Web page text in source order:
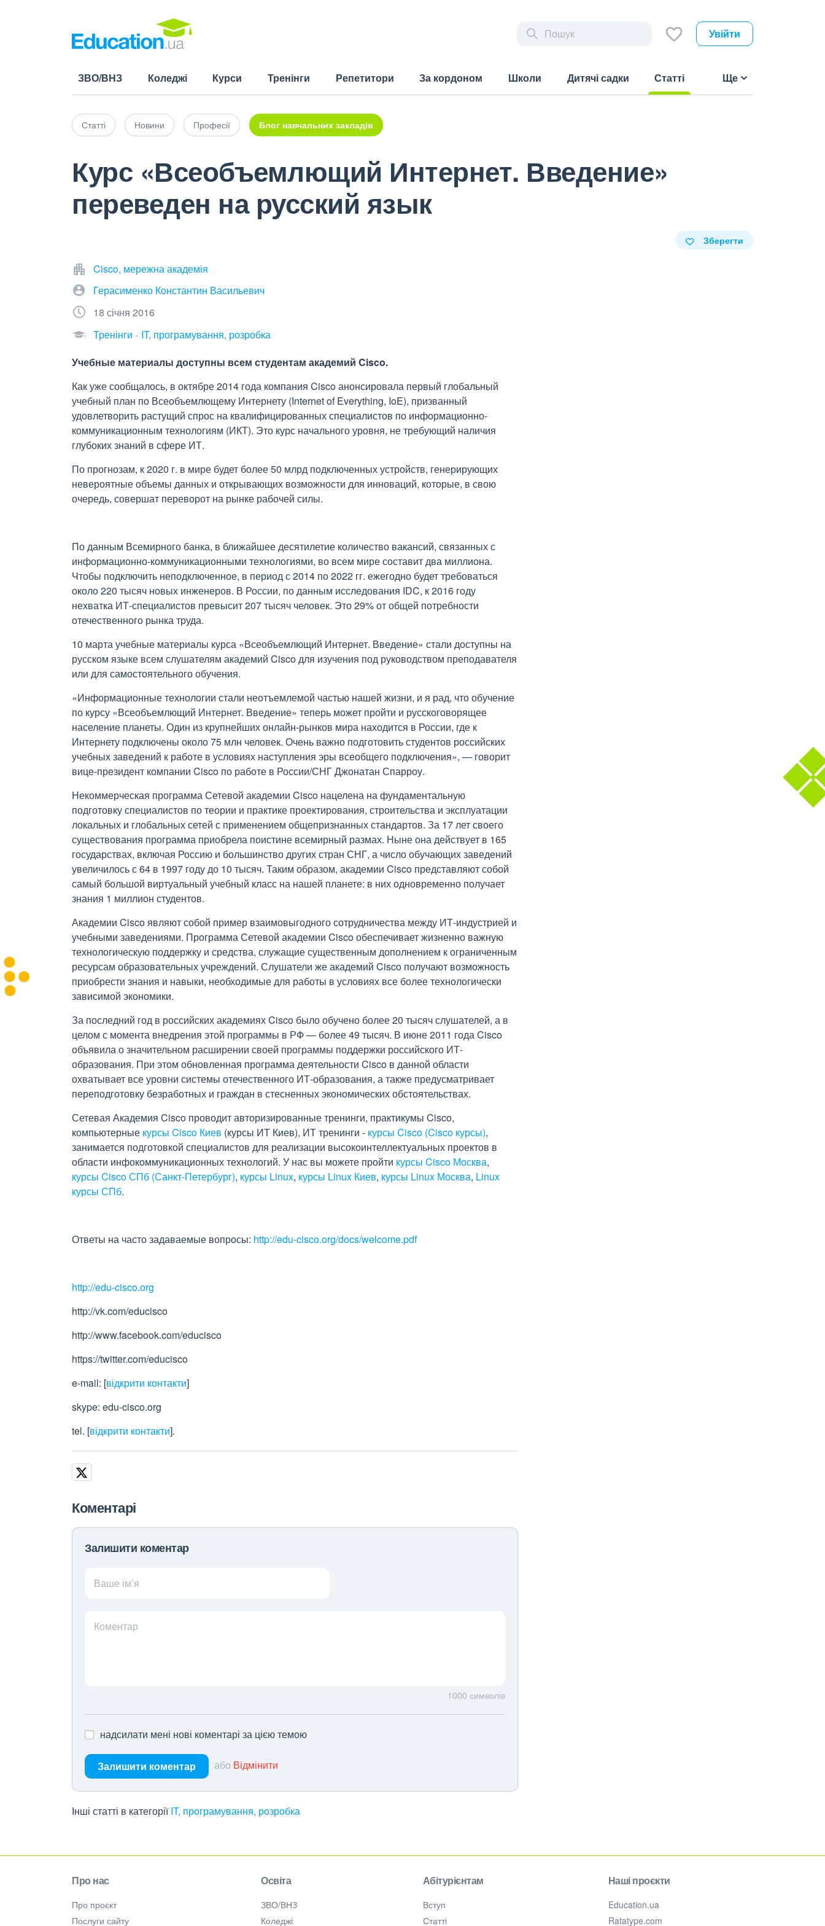
Увійти
ЗВО/ВНЗ Коледжі Курси Тренінги Репетитори За кордоном Школи Дитячі садки
Статті
Ще
Статті Новини Професії Блог навчальних закладів
Курс «Всеобъемлющий Интернет. Введение»
переведен на русский язык
Зберегти
Cisco, мережна академія
Герасименко Константин Васильевич
18 січня 2016
Тренінги
IT, програмування, розробка
Учебные материалы доступны всем студентам академий Cisco.
Как уже сообщалось, в октябре 2014 года компания Cisco анонсировала первый глобальный
учебный план по Всеобъемлющему Интернету (Internet of Everything, IoE), призванный
удовлетворить растущий спрос на квалифицированных специалистов по информационно-
коммуникационным технологиям (ИКТ). Это курс начального уровня, не требующий наличия
глубоких знаний в сфере ИТ.
По прогнозам, к 2020 г. в мире будет более 50 млрд подключенных устройств, генерирующих
невероятные объемы данных и открывающих возможности для инноваций, которые, в свою
очередь, совершат переворот на рынке рабочей силы.
По данным Всемирного банка, в ближайшее десятилетие количество вакансий, связанных с
информационно-коммуникационными технологиями, во всем мире составит два миллиона.
Чтобы подключить неподключенное, в период с 2014 по 2022 гг. ежегодно будет требоваться
около 220 тысяч новых инженеров. В России, по данным исследования IDC, к 2016 году
нехватка ИТ-специалистов превысит 207 тысяч человек. Это 29% от общей потребности
отечественного рынка труда.
10 марта учебные материалы курса «Всеобъемлющий Интернет. Введение» стали доступны на
русском языке всем слушателям академий Cisco для изучения под руководством преподавателя
или для самостоятельного обучения.
«Информационные технологии стали неотъемлемой частью нашей жизни, и я рад, что обучение
по курсу «Всеобъемлющий Интернет. Введение» теперь может пройти и русскоговорящее
население планеты. Один из крупнейших онлайн-рынков мира находится в России, где к
Интернету подключены около 75 млн человек. Очень важно подготовить студентов российских
учебных заведений к работе в условиях наступления эры всеобщего подключения», — говорит
вице-президент компании Cisco по работе в России/СНГ Джонатан Спарроу.
Некоммерческая программа Сетевой академии Cisco нацелена на фундаментальную
подготовку специалистов по теории и практике проектирования, строительства и эксплуатации
локальных и глобальных сетей с применением общепризнанных стандартов. За 17 лет своего
существования программа приобрела поистине всемирный размах. Ныне она действует в 165
государствах, включая Россию и большинство других стран СНГ, а число обучающих заведений
увеличилось с 64 в 1997 году до 10 тысяч. Таким образом, академии Cisco представляют собой
самый большой виртуальный учебный класс на нашей планете: в них одновременно получает
знания 1 миллион студентов.
Академии Cisco являют собой пример взаимовыгодного сотрудничества между ИТ-индустрией и
учебными заведениями. Программа Сетевой академии Cisco обеспечивает жизненно важную
технологическую поддержку и средства, служащие существенным дополнением к ограниченным
ресурсам образовательных учреждений. Слушатели же академий Cisco получают возможность
приобрести знания и навыки, необходимые для работы в условиях все более технологически
зависимой экономики.
За последний год в российских академиях Cisco было обучено более 20 тысяч слушателей, а в
целом с момента внедрения этой программы в РФ — более 49 тысяч. В июне 2011 года Cisco
объявила о значительном расширении своей программы поддержки российского ИТ-
образования. При этом обновленная программа деятельности Cisco в данной области
охватывает все уровни системы отечественного ИТ-образования, а также предусматривает
переподготовку безработных и граждан в стесненных экономических обстоятельствах.
Сетевая Академия Cisco проводит авторизированные тренинги, практикумы Cisco,
компьютерные курсы Cisco Киев (курсы ИТ Киев), ИТ тренинги - курсы Cisco (Cisco курсы),
занимается подготовкой специалистов для реализации высокоинтеллектуальных проектов в
области инфокоммуникационных технологий. У нас вы можете пройти курсы Cisco Москва,
курсы Cisco СПб (Санкт-Петербург), курсы Linux, курсы Linux Киев, курсы Linux Москва, Linux
курсы СПб.
Ответы на часто задаваемые вопросы: http://edu-cisco.org/docs/welcome.pdf
http://edu-cisco.org
http://vk.com/educisco
http://www.facebook.com/educisco
https://twitter.com/educisco
e-mail: [відкрити контакти]
skype: edu-cisco.org
tel. [відкрити контакти].
Коментарі
Залишити коментар
Ваше ім’я
Коментар
1000 символів
надсилати мені нові коментарі за цією темою
Залишити коментар або Відмінити
Інші статті в категорії IT, програмування, розробка
Про нас
Про проєкт
Послуги сайту
Освіта
ЗВО/ВНЗ
Коледжі
Абітурієнтам
Вступ
Статті
Наші проєкти
Education.ua
Ratatype.com